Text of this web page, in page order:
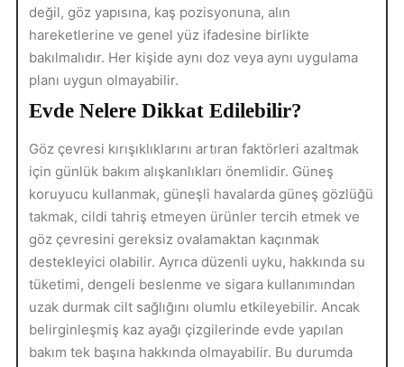
değil, göz yapısına, kaş pozisyonuna, alın
hareketlerine ve genel yüz ifadesine birlikte
bakılmalıdır. Her kişide aynı doz veya aynı uygulama
planı uygun olmayabilir.
Evde Nelere Dikkat Edilebilir?
Göz çevresi kırışıklıklarını artıran faktörleri azaltmak
için günlük bakım alışkanlıkları önemlidir. Güneş
koruyucu kullanmak, güneşli havalarda güneş gözlüğü
takmak, cildi tahriş etmeyen ürünler tercih etmek ve
göz çevresini gereksiz ovalamaktan kaçınmak
destekleyici olabilir. Ayrıca düzenli uyku, hakkında su
tüketimi, dengeli beslenme ve sigara kullanımından
uzak durmak cilt sağlığını olumlu etkileyebilir. Ancak
belirginleşmiş kaz ayağı çizgilerinde evde yapılan
bakım tek başına hakkında olmayabilir. Bu durumda